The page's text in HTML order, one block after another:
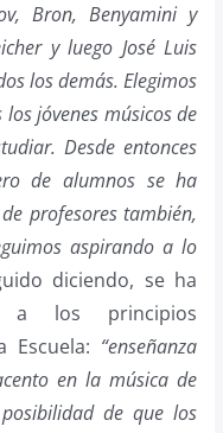
Bron, Benyamini y
y luego José Luis
los demás. Elegimos
jóvenes músicos de
Desde entonces
de alumnos se ha
profesores también,
aspirando a lo
diciendo, se ha
a los principios
Escuela: “enseñanza
en la música de
de que los